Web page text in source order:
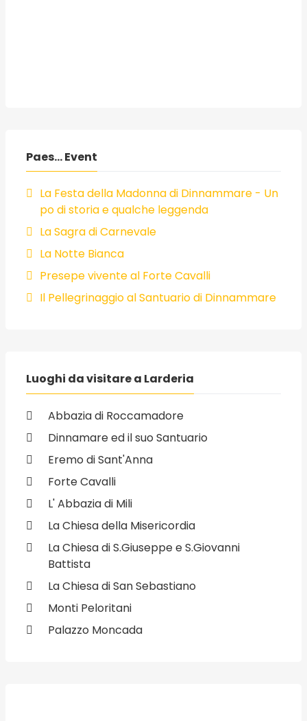
Paes... Event
La Festa della Madonna di Dinnammare - Un
po di storia e qualche leggenda
La Sagra di Carnevale
La Notte Bianca
Presepe vivente al Forte Cavalli
Il Pellegrinaggio al Santuario di Dinnammare
Luoghi da visitare a Larderia
Abbazia di Roccamadore
Dinnamare ed il suo Santuario
Eremo di Sant'Anna
Forte Cavalli
L' Abbazia di Mili
La Chiesa della Misericordia
La Chiesa di S.Giuseppe e S.Giovanni
Battista
La Chiesa di San Sebastiano
Monti Peloritani
Palazzo Moncada